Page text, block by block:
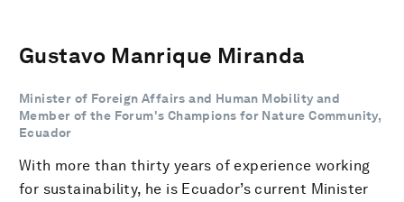
Gustavo Manrique Miranda
Minister of Foreign Affairs and Human Mobility and
Member of the Forum's Champions for Nature Community,
Ecuador
With more than thirty years of experience working
for sustainability, he is Ecuador’s current Minister